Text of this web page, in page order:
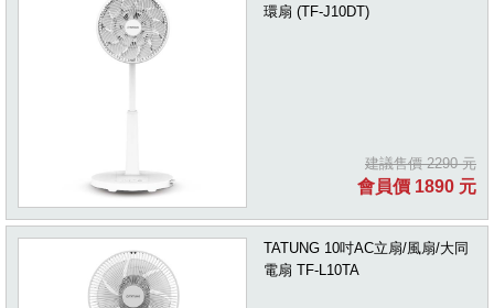
環扇 (TF-J10DT)
建議售價 2290 元
會員價 1890 元
TATUNG 10吋AC立扇/風扇/大同
電扇 TF-L10TA